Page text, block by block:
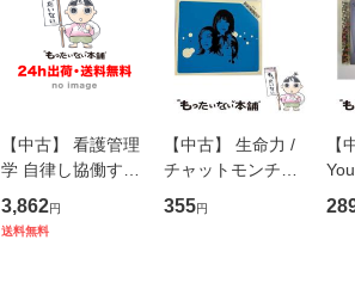
【中古】 看護管理
学 自律し協働する
専門職の看護マネ
ジメントスキル 改
3,862円
送料無料
【中古】 生命力 /
チャットモンチー /
キューンレコード
[CD]【メール便送
355円
【
のが